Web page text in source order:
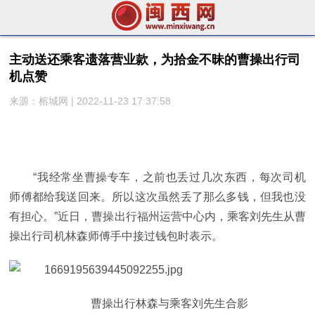
主动送还乘客遗落营业款，为拾金不昧的曹操出行司
机点赞
来源：榕城网 | 2022-11-23 17:37:58
“我经常坐曹操专车，之前也丢过几次东西，每次司机
师傅都给我送回来。所以这次虽然丢了那么多钱，但我也没
有担心。”近 日，曹操出行福州运营中心内，乘客刘先生从曹
操出行司机林森师傅手中接过钱包时表示。
曹操出行林森与乘客刘先生合影